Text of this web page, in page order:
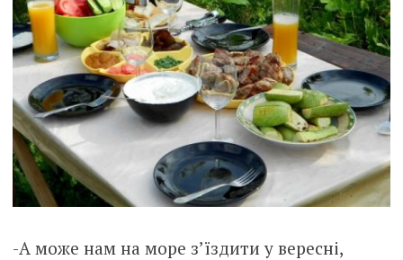
-А може нам на море з’їздити у вересні,